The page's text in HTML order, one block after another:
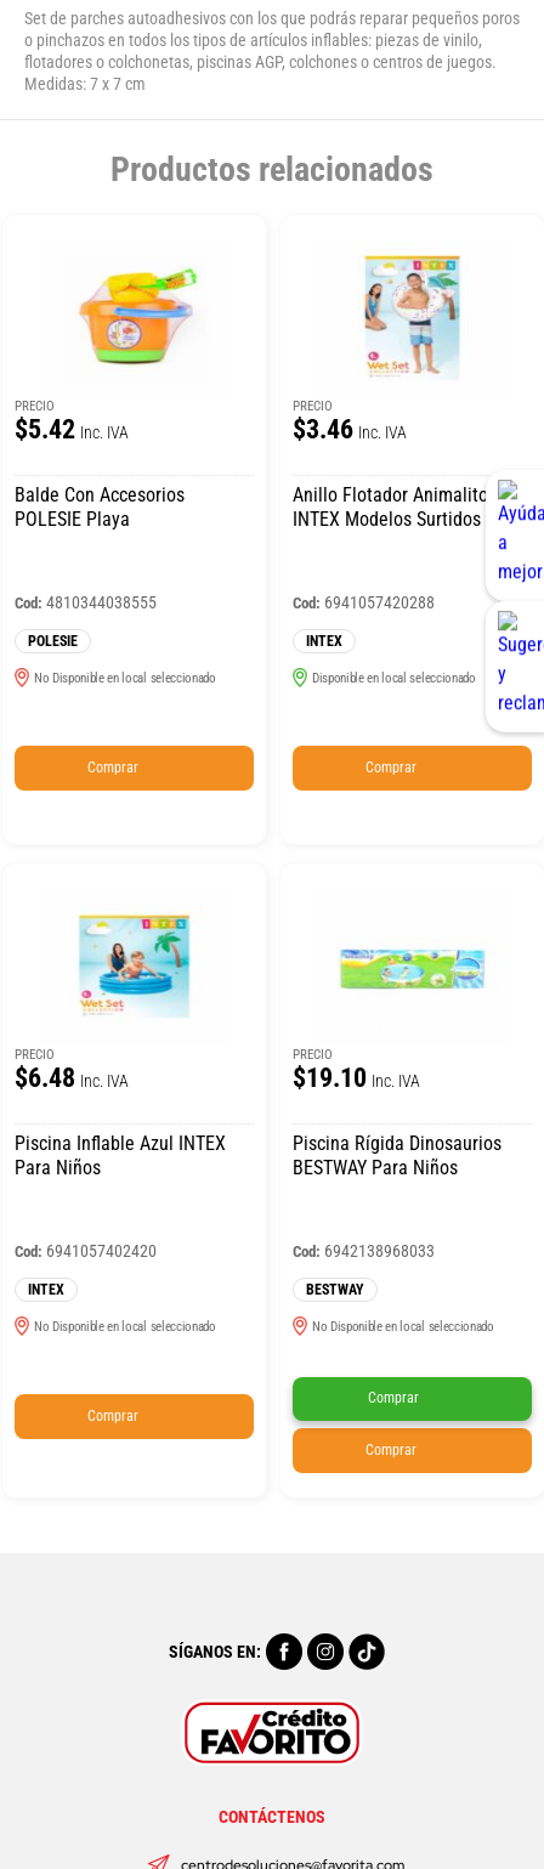
Set de parches autoadhesivos con los que podrás reparar pequeños poros
o pinchazos en todos los tipos de artículos inflables: piezas de vinilo,
flotadores o colchonetas, piscinas AGP, colchones o centros de juegos.
Medidas: 7 x 7 cm
Productos relacionados
PRECIO
$5.42 Inc. IVA
Balde Con Accesorios
POLESIE Playa
Cod: 4810344038555
POLESIE
No Disponible en local seleccionado
Comprar
PRECIO
$3.46 Inc. IVA
Anillo Flotador Animalitos
INTEX Modelos Surtidos
Cod: 6941057420288
INTEX
Disponible en local seleccionado
Comprar
PRECIO
$6.48 Inc. IVA
Piscina Inflable Azul INTEX
Para Niños
Cod: 6941057402420
INTEX
No Disponible en local seleccionado
Comprar
PRECIO
$19.10 Inc. IVA
Piscina Rígida Dinosaurios
BESTWAY Para Niños
Cod: 6942138968033
BESTWAY
No Disponible en local seleccionado
Comprar
Comprar
SÍGANOS EN:
CONTÁCTENOS